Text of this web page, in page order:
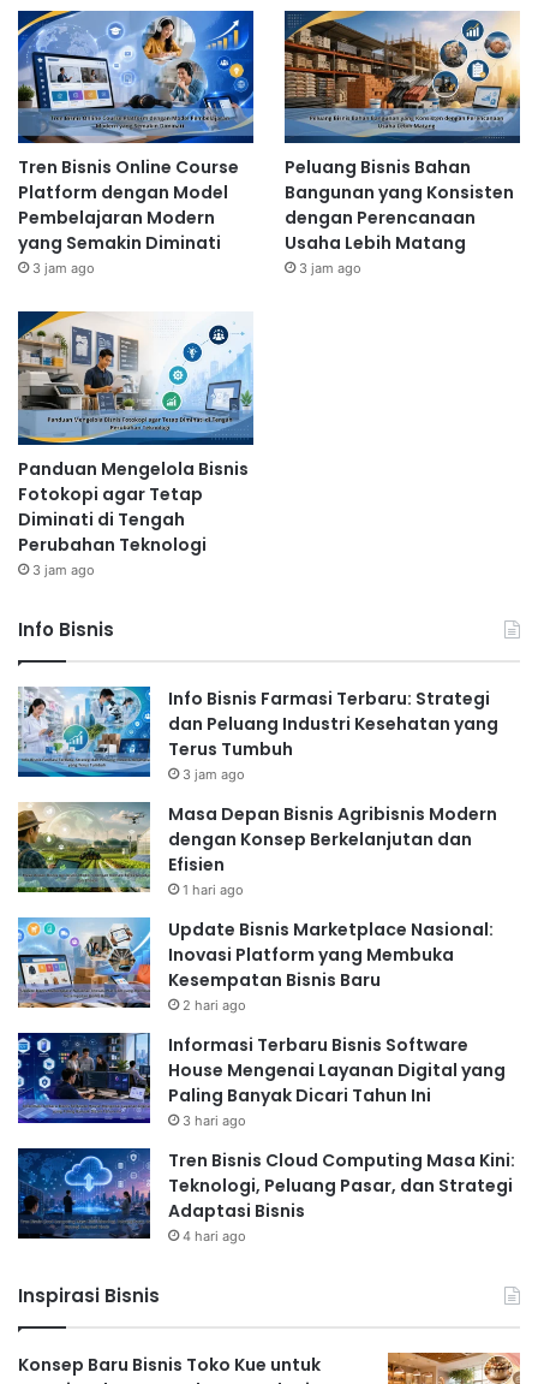
Tren Bisnis Online Course
Platform dengan Model
Pembelajaran Modern
yang Semakin Diminati
3 jam ago
Peluang Bisnis Bahan
Bangunan yang Konsisten
dengan Perencanaan
Usaha Lebih Matang
3 jam ago
Panduan Mengelola Bisnis
Fotokopi agar Tetap
Diminati di Tengah
Perubahan Teknologi
3 jam ago
Info Bisnis
Info Bisnis Farmasi Terbaru: Strategi
dan Peluang Industri Kesehatan yang
Terus Tumbuh
3 jam ago
Masa Depan Bisnis Agribisnis Modern
dengan Konsep Berkelanjutan dan
Efisien
1 hari ago
Update Bisnis Marketplace Nasional:
Inovasi Platform yang Membuka
Kesempatan Bisnis Baru
2 hari ago
Informasi Terbaru Bisnis Software
House Mengenai Layanan Digital yang
Paling Banyak Dicari Tahun Ini
3 hari ago
Tren Bisnis Cloud Computing Masa Kini:
Teknologi, Peluang Pasar, dan Strategi
Adaptasi Bisnis
4 hari ago
Inspirasi Bisnis
Konsep Baru Bisnis Toko Kue untuk